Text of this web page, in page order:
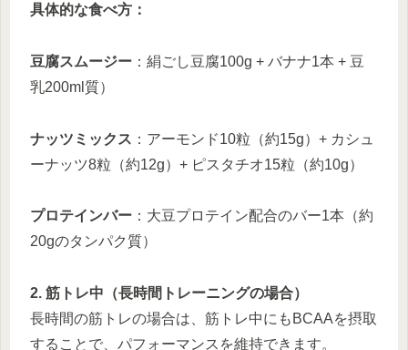
具体的な食べ方：
豆腐スムージー ：絹ごし豆腐100g + バナナ1本 + 豆
乳200ml質）
ナッツミックス ：アーモンド10粒（約15g）+ カシュ
ーナッツ8粒（約12g）+ ピスタチオ15粒（約10g）
プロテインバー ：大豆プロテイン配合のバー1本（約
20gのタンパク質）
2. 筋トレ中（長時間トレーニングの場合）
長時間の筋トレの場合は、筋トレ中にもBCAAを摂取
することで、パフォーマンスを維持できます。